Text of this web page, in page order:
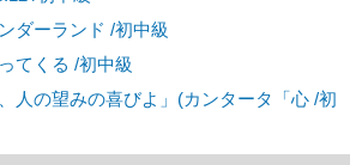
ダーランド /初中級
てくる /初中級
人の望みの喜びよ」(カンタータ「心 /初